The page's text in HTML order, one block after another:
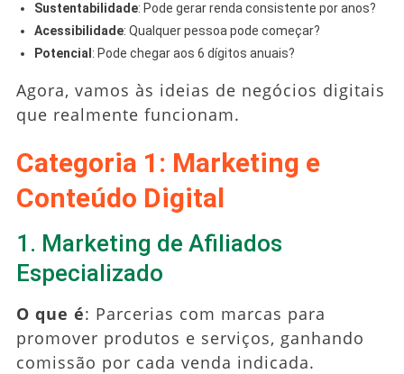
Sustentabilidade: Pode gerar renda consistente por anos?
Acessibilidade: Qualquer pessoa pode começar?
Potencial : Pode chegar aos 6 dígitos anuais?
Agora, vamos às ideias de negócios digitais
que realmente funcionam.
Categoria 1: Marketing e
Conteúdo Digital
1. Marketing de Afiliados
Especializado
O que é: Parcerias com marcas para
promover produtos e serviços, ganhando
comissão por cada venda indicada.